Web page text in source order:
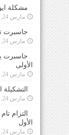
مشكلة
مارس 24, 2021
جاسبرت
مارس 24, 2021
جاسبرت
الأولى
مارس 24, 2021
مارس 24, 2021
التزام
الأول
مارس 24, 2021